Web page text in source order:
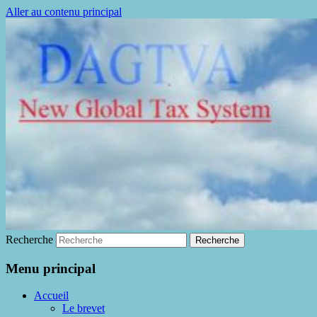
Aller au contenu principal
DAGTVA
La fin de la fraude à la TVA
Recherche
Menu principal
Accueil
Le brevet